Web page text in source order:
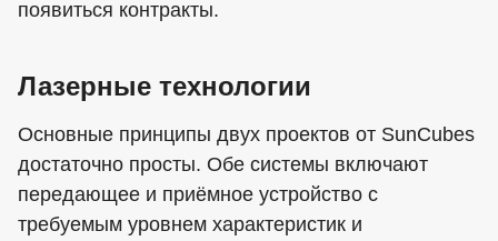
появиться контракты.
Лазерные технологии
Основные принципы двух проектов от SunCubes
достаточно просты. Обе системы включают
передающее и приёмное устройство с
требуемым уровнем характеристик и